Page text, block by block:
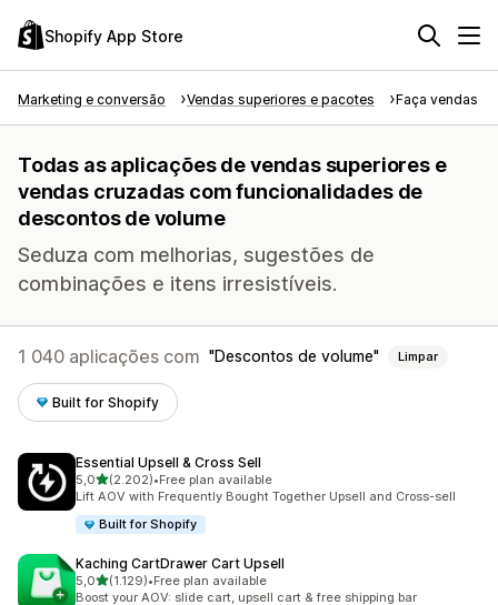
Shopify App Store
Marketing e conversão Vendas superiores e pacotes Faça vendas
Todas as aplicações de vendas superiores e
vendas cruzadas com funcionalidades de
descontos de volume
Seduza com melhorias, sugestões de
combinações e itens irresistíveis.
1 040 aplicações com Descontos de volume Limpar
Built for Shopify
Essential Upsell & Cross Sell
5,0de 5 estrelas
(2.202)
2202 total de avaliações
•Free plan available
Lift AOV with Frequently Bought Together Upsell and Cross-sell
Built for Shopify
Kaching CartDrawer Cart Upsell
5,0de 5 estrelas
(1.129)
1129 total de avaliações
•Free plan available
Boost your AOV: slide cart, upsell cart & free shipping bar